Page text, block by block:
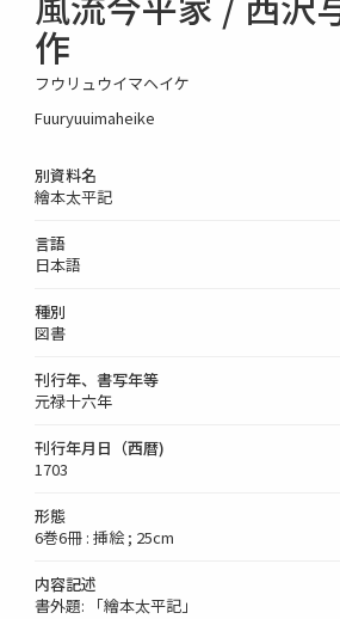
作
フウリュウイマヘイケ
Fuuryuuimaheike
別資料名
繪本太平記
言語
日本語
種別
図書
刊行年、書写年等
元禄十六年
刊行年月日（西暦)
1703
形態
6巻6冊 : 挿絵 ; 25cm
内容記述
書外題: 「繪本太平記」